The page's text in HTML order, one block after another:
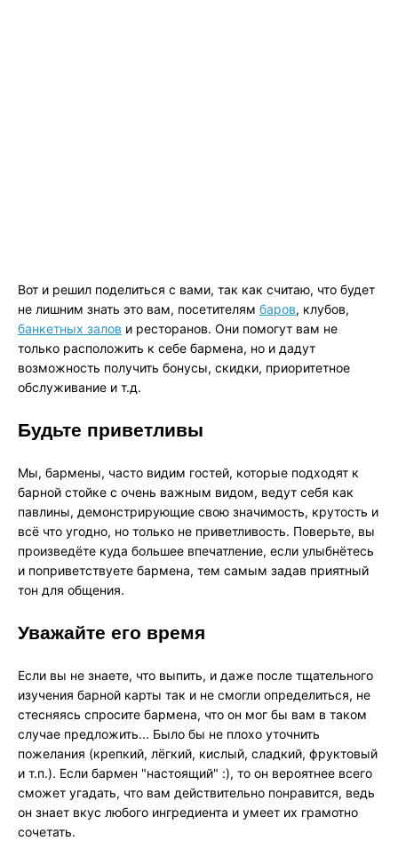
Вот и решил поделиться с вами, так как считаю, что будет
не лишним знать это вам, посетителям баров, клубов,
банкетных залов и ресторанов. Они помогут вам не
только расположить к себе бармена, но и дадут
возможность получить бонусы, скидки, приоритетное
обслуживание и т.д.
Будьте приветливы
Мы, бармены, часто видим гостей, которые подходят к
барной стойке с очень важным видом, ведут себя как
павлины, демонстрирующие свою значимость, крутость и
всё что угодно, но только не приветливость. Поверьте, вы
произведёте куда большее впечатление, если улыбнётесь
и поприветствуете бармена, тем самым задав приятный
тон для общения.
Уважайте его время
Если вы не знаете, что выпить, и даже после тщательного
изучения барной карты так и не смогли определиться, не
стесняясь спросите бармена, что он мог бы вам в таком
случае предложить... Было бы не плохо уточнить
пожелания (крепкий, лёгкий, кислый, сладкий, фруктовый
и т.п.). Если бармен "настоящий" :), то он вероятнее всего
сможет угадать, что вам действительно понравится, ведь
он знает вкус любого ингредиента и умеет их грамотно
сочетать.